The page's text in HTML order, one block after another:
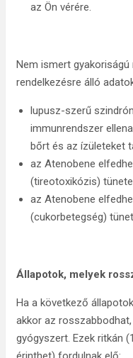
az Ön vérére.
Nem ismert
rendelkezésre álló
lupusz-szerű
immunrendszer
bőrt és az ízületeket
az Atenobene
(tireotoxikózis)
az Atenobene
(cukorbetegség)
Állapotok, melyek
Ha a következő
akkor az
gyógyszert. Ezek ritkán